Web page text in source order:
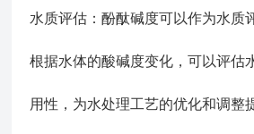
水质评估：酚酞碱度可以作为水质
根据水体的酸碱度变化，可以评估
用性，为水处理工艺的优化和调整